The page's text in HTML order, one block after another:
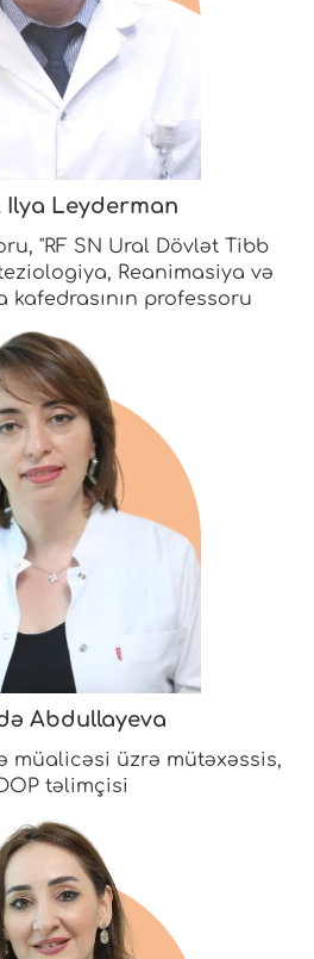
Ilya Leyderman
"RF SN Ural Dövlət Tibb
Reanimasiya və
kafedrasının professoru
Abdullayeva
müalicəsi üzrə mütəxəssis,
təlimçisi